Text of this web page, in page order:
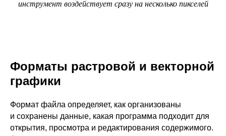
инструмент воздействует сразу на несколько пикселей
Форматы растровой и векторной
графики
Формат файла определяет, как организованы
и сохранены данные, какая программа подходит для
открытия, просмотра и редактирования содержимого.